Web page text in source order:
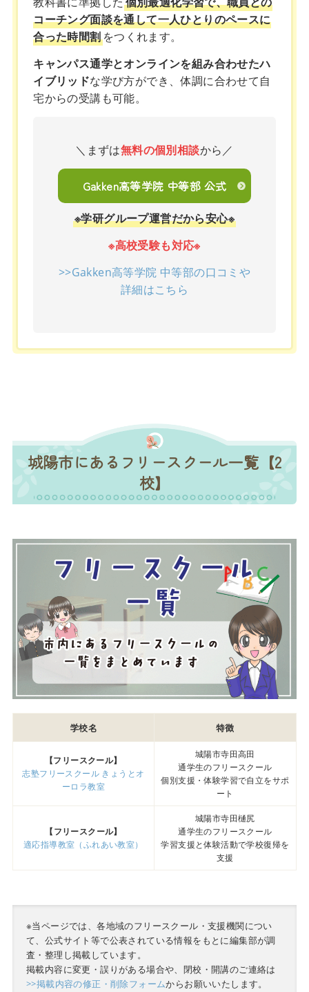
コーチング面談を通して一人ひとりのペースに
合った時間割をつくれます。
キャンパス通学とオンラインを組み合わせたハ
イブリッドな学び方ができ、体調に合わせて自
宅からの受講も可能。
＼まずは無料の個別相談から／
Gakken高等学院 中等部 公式
※学研グループ運営だから安心※
※高校受験も対応※
>>Gakken高等学院 中等部の口コミや
詳細はこちら
城陽市にあるフリースクール一覧【2
校】
学校名 特徴
【フリースクール】
志塾フリースクール きょうとオ
ーロラ教室
城陽市寺田高田
通学生のフリースクール
個別支援・体験学習で自立をサポ
ート
【フリースクール】
適応指導教室（ふれあい教室）
城陽市寺田樋尻
通学生のフリースクール
学習支援と体験活動で学校復帰を
支援
※当ページでは、各地域のフリースクール・支援機関につい
て、公式サイト等で公表されている情報をもとに編集部が調
査・整理し掲載しています。
掲載内容に変更・誤りがある場合や、閉校・開講のご連絡は
>>掲載内容の修正・削除フォームからお願いいたします。